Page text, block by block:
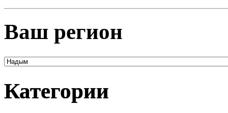
Ваш регион
Категории